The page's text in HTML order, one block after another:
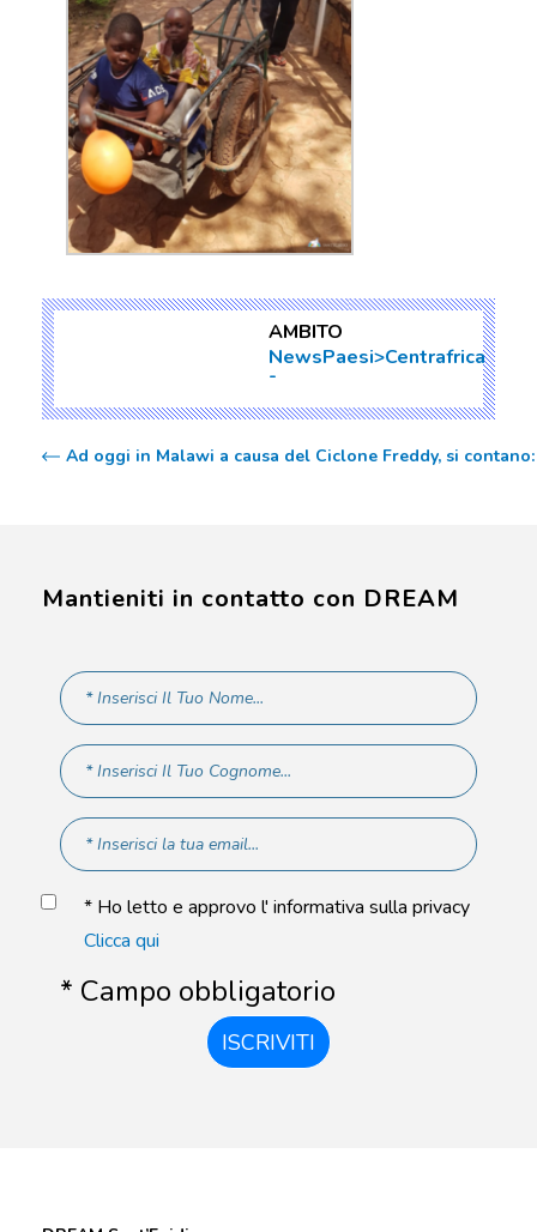
AMBITO
NewsPaesi>Centrafrica
Ad oggi in Malawi a causa del Ciclone Freddy, si
Mantieniti in contatto con DREAM
* Ho letto e approvo l' informativa sulla privacy
Clicca qui
* Campo obbligatorio
ISCRIVITI